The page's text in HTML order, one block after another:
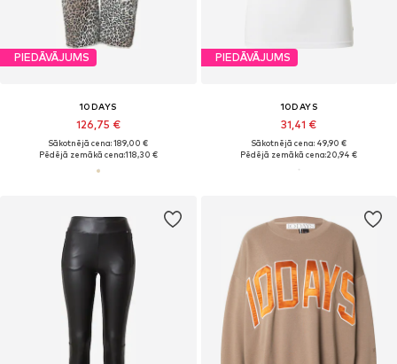
PIEDĀVĀJUMS
10DAYS
126,75 €
Sākotnējā cena: 189,00 €
Pēdējā zemākā cena:118,30 €
PIEDĀVĀJUMS
10DAYS
31,41 €
Sākotnējā cena: 49,90 €
Pēdējā zemākā cena:20,94 €